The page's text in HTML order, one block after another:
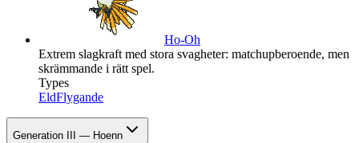
Ho-Oh
Extrem slagkraft med stora svagheter: matchupberoende, men
skrämmande i rätt spel.
Types
EldFlygande
Generation III — Hoenn